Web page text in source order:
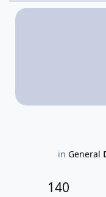
General
140